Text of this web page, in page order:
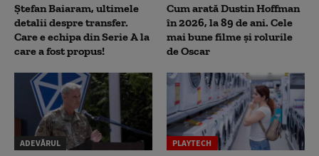
Ștefan Baiaram, ultimele
detalii despre transfer.
Care e echipa din Serie A la
care a fost propus!
Cum arată Dustin Hoffman
în 2026, la 89 de ani. Cele
mai bune filme și rolurile
de Oscar
ADEVĂRUL PLAYTECH